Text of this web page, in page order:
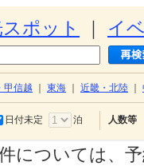
ポット イ
甲信越 東海 近畿・北陸
日付未定 泊 人数等
については、